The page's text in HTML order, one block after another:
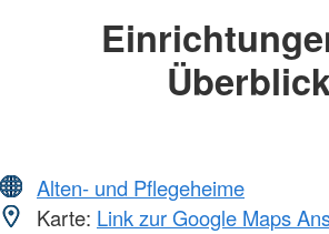
Alten- und Pflegeheime
Karte: Link zur Google Maps